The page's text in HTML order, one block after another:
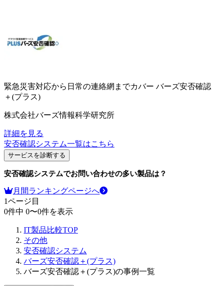
緊急災害対応から日常の連絡網までカバー バーズ安否確認
＋(プラス)
株式会社バーズ情報科学研究所
詳細を見る
安否確認システム一覧はこちら
サービスを診断する
安否確認システムでお問い合わせの多い製品は？
月間ランキングページへ
1ページ目
0件中 0〜0件を表示
IT製品比較TOP
その他
安否確認システム
バーズ安否確認＋(プラス)
バーズ安否確認＋(プラス)の事例一覧